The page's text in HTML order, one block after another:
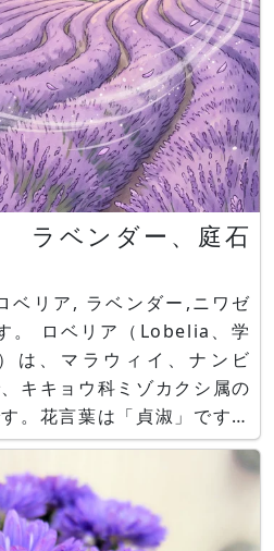
ベンダー、庭石
リア, ラベンダー,ニワゼ
、学
は、マラウィイ、ナンビ
キキョウ科ミゾカクシ属の
。花言葉は「貞淑」です。
lavender、学名：
）は、地中海沿岸〜イ